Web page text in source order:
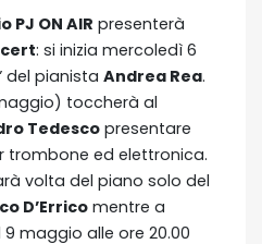
PJ ON AIR presenterà
: si inizia mercoledì 6
del pianista Andrea Rea.
toccherà al
Tedescopresentare
trombone ed elettronica.
volta del piano solo del
D’Errico mentre a
maggio alle ore 20.00